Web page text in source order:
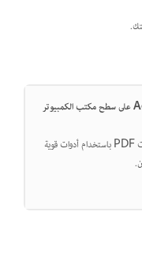
اعمل بذكاء أكثر مع Acrobat على سطح مكتب الكمبيوتر
قم بإنشاء وتحرير وتنظيم ملفات PDF باستخدام أدوات قوية